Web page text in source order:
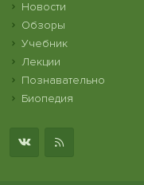
Новости
Обзоры
Учебник
Лекции
Познавательно
Биопедия